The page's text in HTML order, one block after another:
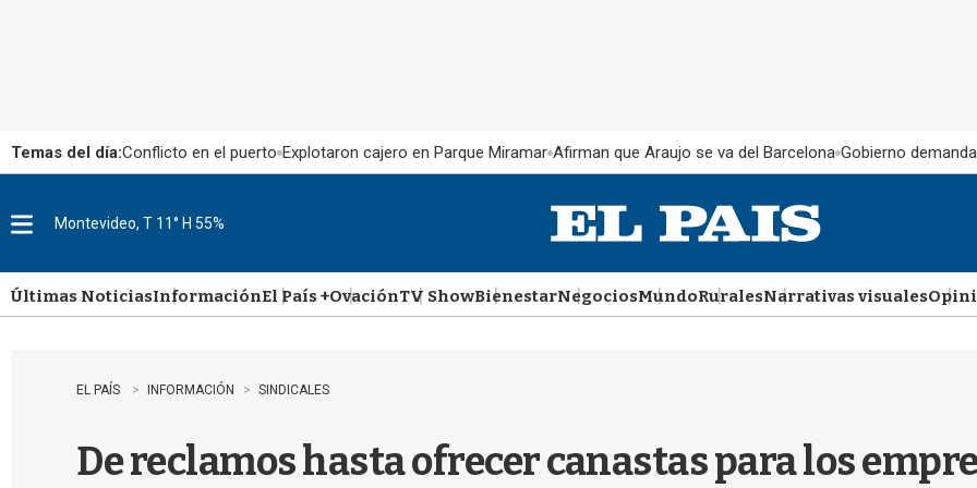
Temas del día:Conflicto en el puerto Explotaron cajero en Parque Miramar Afirman que Araujo se va del Barcelona Gobierno
u
Montevideo, T 11° H 55%
Últimas NoticiasInformaciónEl País +OvaciónTV ShowBienestarNegociosMundoRuralesNarrativas visuales
EL PAÍS INFORMACIÓN SINDICALES
De reclamos hasta ofrecer canastas para los